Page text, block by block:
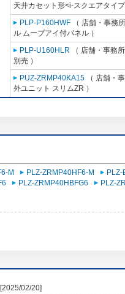
天井カセット形<i-スクエアタイ
PLP-P160HWF （ 店舗・事務
ル ムーブアイ付パネル ）
PLP-U160HLR （ 店舗・事務
別売 ）
PUZ-ZRMP40KA15 （ 店舗・
外ユニット スリムZR ）
M PLZ-ZRMP40HF6-M
PLZ-ZRMP40HBFG6 PLZ-
[2025/02/20]